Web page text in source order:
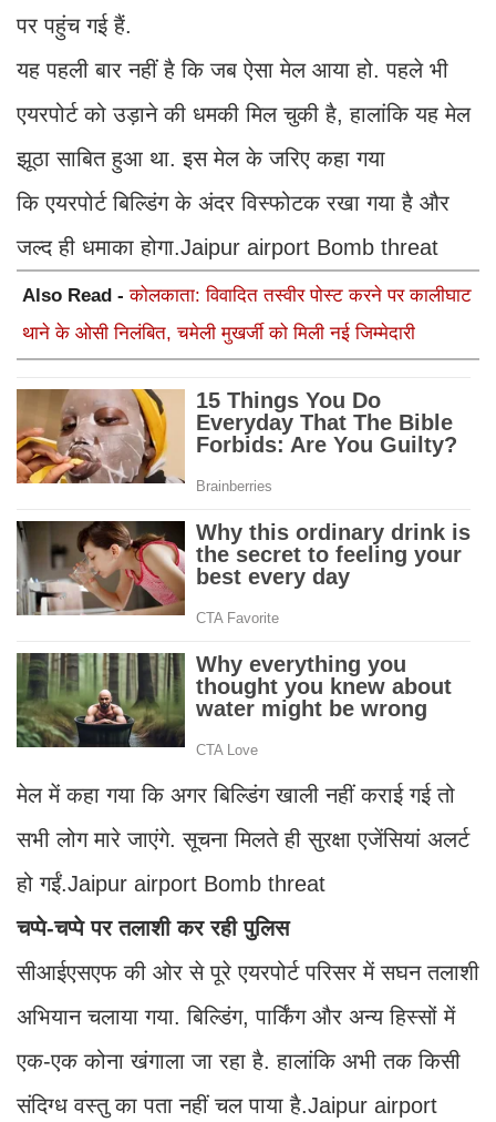
पर पहुंच गई हैं.
यह पहली बार नहीं है कि जब ऐसा मेल आया हो. पहले भी
एयरपोर्ट को उड़ाने की धमकी मिल चुकी है, हालांकि यह मेल
झूठा साबित हुआ था. इस मेल के जरिए कहा गया
कि एयरपोर्ट बिल्डिंग के अंदर विस्फोटक रखा गया है और
जल्द ही धमाका होगा.Jaipur airport Bomb threat
Also Read -कोलकाता: विवादित तस्वीर पोस्ट करने पर कालीघाट
थाने के ओसी निलंबित, चमेली मुखर्जी को मिली नई जिम्मेदारी
मेल में कहा गया कि अगर बिल्डिंग खाली नहीं कराई गई तो
सभी लोग मारे जाएंगे. सूचना मिलते ही सुरक्षा एजेंसियां अलर्ट
हो गईं.Jaipur airport Bomb threat
चप्पे-चप्पे पर तलाशी कर रही पुलिस
सीआईएसएफ की ओर से पूरे एयरपोर्ट परिसर में सघन तलाशी
अभियान चलाया गया. बिल्डिंग, पार्किंग और अन्य हिस्सों में
एक-एक कोना खंगाला जा रहा है. हालांकि अभी तक किसी
संदिग्ध वस्तु का पता नहीं चल पाया है.Jaipur airport